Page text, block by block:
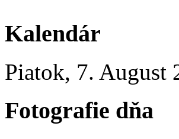
Kalendár
Piatok, 7. August
Fotografie dňa